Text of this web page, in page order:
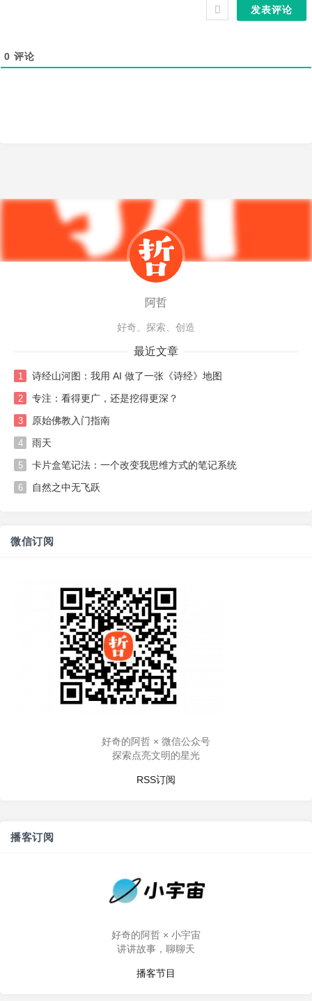
0 评论
阿哲
好奇、探索、创造
最近文章
1 诗经山河图：我用 AI 做了一张《诗经》地图
2 专注：看得更广，还是挖得更深？
3 原始佛教入门指南
4 雨天
5 卡片盒笔记法：一个改变我思维方式的笔记系统
6 自然之中无飞跃
微信订阅
好奇的阿哲 × 微信公众号
探索点亮文明的星光
RSS订阅
播客订阅
好奇的阿哲 × 小宇宙
讲讲故事，聊聊天
播客节目